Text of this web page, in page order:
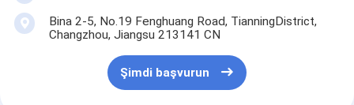
Bina 2-5, No.19 Fenghuang Road, TianningDistrict,
Changzhou, Jiangsu 213141 CN
Şimdi başvurun